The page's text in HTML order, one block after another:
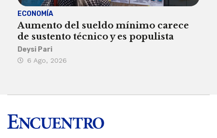
ECONOMÍA
Aumento del sueldo mínimo carece
de sustento técnico y es populista
Deysi Pari
6 Ago, 2026